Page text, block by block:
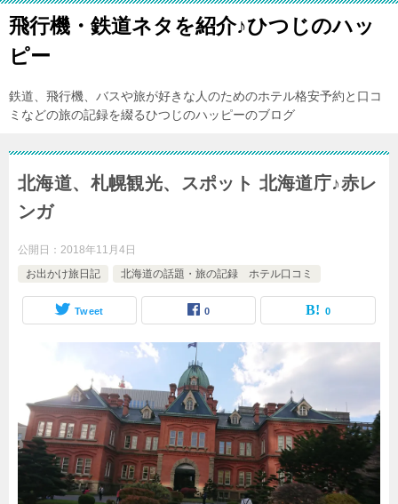
飛行機・鉄道ネタを紹介♪ひつじのハッ
ピー
鉄道、飛行機、バスや旅が好きな人のためのホテル格安予約と口コ
ミなどの旅の記録を綴るひつじのハッピーのブログ
北海道、札幌観光、スポット 北海道庁♪赤レ
ンガ
公開日： 2018年11月4日
お出かけ旅日記
北海道の話題・旅の記録 ホテル口コミ
Tweet 0 0